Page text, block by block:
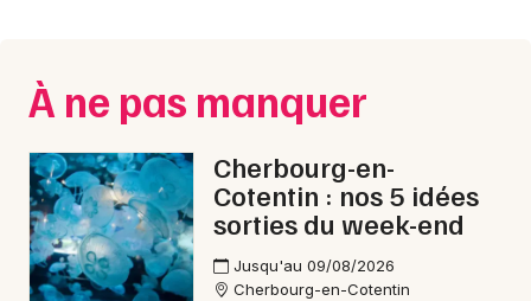
Sports
Soirées
Sorties famille
Expos
Paris
Strasbourg
Toulouse
Toutes les villes
À ne pas manquer
Cherbourg-en-
Cotentin : nos 5 idées
sorties du week-end
Jusqu'au 09/08/2026
Cherbourg-en-Cotentin